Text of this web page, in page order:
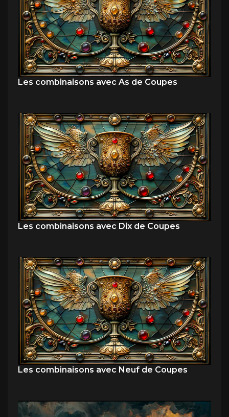
Les combinaisons avec As de Coupes
Les combinaisons avec Dix de Coupes
Les combinaisons avec Neuf de Coupes